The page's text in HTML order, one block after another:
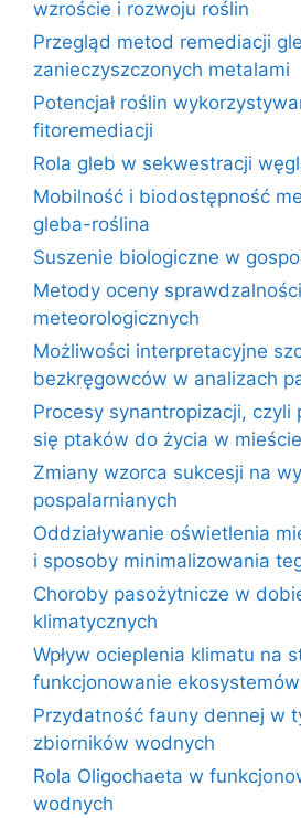
wzroście i rozwoju roślin
Przegląd metod remediacji
zanieczyszczonych metalami
Potencjał roślin
fitoremediacji
Rola gleb w sekwestracji
Mobilność i biodostępność
gleba-roślina
Suszenie biologiczne w
Metody oceny
meteorologicznych
Możliwości interpretacyjne
bezkręgowców w analizach
Procesy synantropizacji, czyli
się ptaków do życia w mieście
Zmiany wzorca sukcesji na
pospalarnianych
Oddziaływanie oświetlenia
i sposoby minimalizowania
Choroby pasożytnicze w
klimatycznych
Wpływ ocieplenia klimatu na
funkcjonowanie
Przydatność fauny dennej w
zbiorników wodnych
Rola Oligochaeta w
wodnych